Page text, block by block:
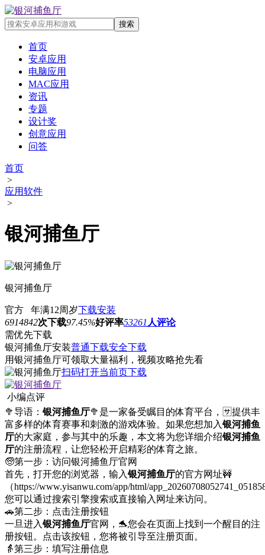
首页
安卓应用
电脑应用
MAC应用
资讯
专题
设计奖
创意应用
问答
首页
>
应用软件
>
银河捕鱼厅
银河捕鱼厅
官方 年满12周岁下载安装
6914842次下载97.45%好评率53261 人评论
需优先下载
银河捕鱼厅安装普通下载安全下载
用银河捕鱼厅可领取大量福利，视频攻略抢先看
扫码打开当前页下载
小编点评
🥦导语：银河捕鱼厅🥦是一家备受瞩目的体育平台，🈂提供丰
富多样的体育赛事和刺激的游戏体验。如果您想加入银河捕鱼
厅的大家庭，参与其中的乐趣，本文将为您详细介绍银河捕鱼
厅的注册流程，让您轻松开启精彩的体育之旅。
🧓第一步：访问银河捕鱼厅官网
首先，打开您的浏览器，输入银河捕鱼厅的官方网址🚧
（https://www.yisanwu.com/app/html/
您可以通过搜索引擎搜索或直接输入网址来访问。
🚗第二步：点击注册按钮
一旦进入银河捕鱼厅官网，🐬您会在页面上找到一个醒目的注
册按钮。点击该按钮，您将被引导至注册页面。
👵第三步：填写注册信息